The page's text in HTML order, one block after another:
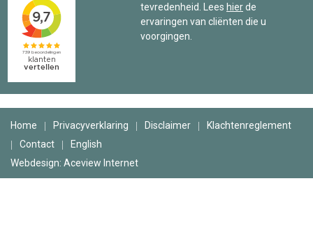
tevredenheid. Lees hierde
ervaringen van cliënten die u
voorgingen.
Home Privacyverklaring Disclaimer
Klachtenreglement
Contact
English
Webdesign: Aceview Internet